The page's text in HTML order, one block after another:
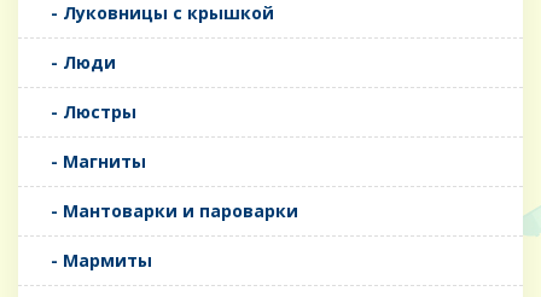
- Луковницы с крышкой
- Люди
- Люстры
- Магниты
- Мантоварки и пароварки
- Мармиты